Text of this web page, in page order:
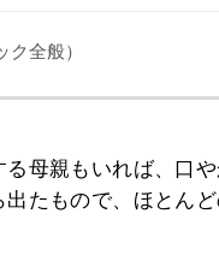
ク全般）
母親もいれば、口
出たもので、ほとん